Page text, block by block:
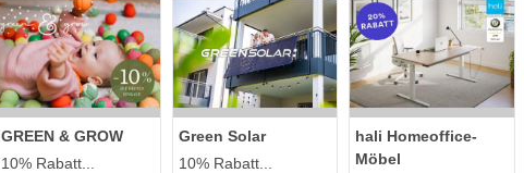
GREEN & GROW
10% Rabatt...
Green Solar
10% Rabatt...
hali Homeoffice-
Möbel